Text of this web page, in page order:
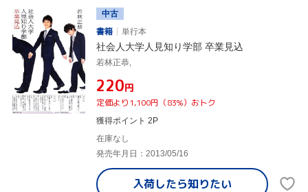
中古
書籍
単行本
社会人大学人見知り学部 卒業見込
若林正恭,
¥220円
定価より1,100円（83%）おトク
獲得ポイント 2P
在庫なし
発売年月日：2013/05/16
入荷したら知りたい